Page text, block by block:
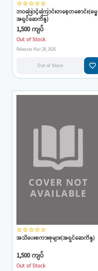
star_borderstar_borderstar_borderstar_borderstar_border
ဘဝဖြောင့်ကြောင်းတစေ့တစောင်း(ဓမ္မ
အရှင်ဆေကိန္ဒ)
1,500 ကျပ်
Out of Stock
Releases Mar 28, 2026
Out of Stock favorite_border
star_borderstar_borderstar_borderstar_borderstar_border
အသိပေးစကားစုများ(အရှင်ဆေကိန္ဒ)
1,500 ကျပ်
Out of Stock